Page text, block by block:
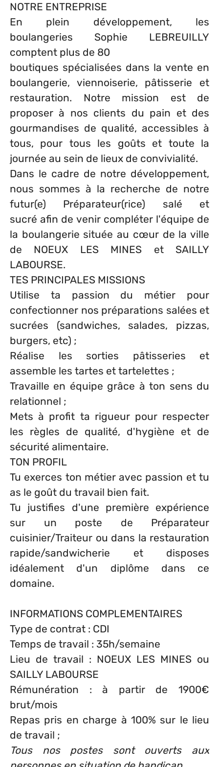
NOTRE ENTREPRISE
En plein développement, les
boulangeries Sophie LEBREUILLY
comptent plus de 80
boutiques spécialisées dans la vente en
boulangerie, viennoiserie, pâtisserie et
restauration. Notre mission est de
proposer à nos clients du pain et des
gourmandises de qualité, accessibles à
tous, pour tous les goûts et toute la
journée au sein de lieux de convivialité.
Dans le cadre de notre développement,
nous sommes à la recherche de notre
futur(e) Préparateur(rice) salé et
sucré afin de venir compléter l'équipe de
la boulangerie située au cœur de la ville
de NOEUX LES MINES et SAILLY
LABOURSE.
TES PRINCIPALES MISSIONS
Utilise ta passion du métier pour
confectionner nos préparations salées et
sucrées (sandwiches, salades, pizzas,
burgers, etc) ;
Réalise les sorties pâtisseries et
assemble les tartes et tartelettes ;
Travaille en équipe grâce à ton sens du
relationnel ;
Mets à profit ta rigueur pour respecter
les règles de qualité, d'hygiène et de
sécurité alimentaire.
TON PROFIL
Tu exerces ton métier avec passion et tu
as le goût du travail bien fait.
Tu justifies d'une première expérience
sur un poste de Préparateur
cuisinier/Traiteur ou dans la restauration
rapide/sandwicherie et disposes
idéalement d'un diplôme dans ce
domaine.
INFORMATIONS COMPLEMENTAIRES
Type de contrat : CDI
Temps de travail : 35h/semaine
Lieu de travail : NOEUX LES MINES ou
SAILLY LABOURSE
Rémunération : à partir de 1900€
brut/mois
Repas pris en charge à 100% sur le lieu
de travail ;
Tous nos postes sont ouverts aux